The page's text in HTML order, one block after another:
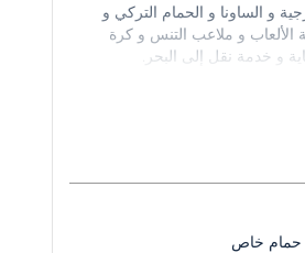
و الخارجية و الساونا و الحمام التركي و
الألعاب و ملاعب التنس و كرة
و خدمة نقل إلى البحر.
حمام خاص